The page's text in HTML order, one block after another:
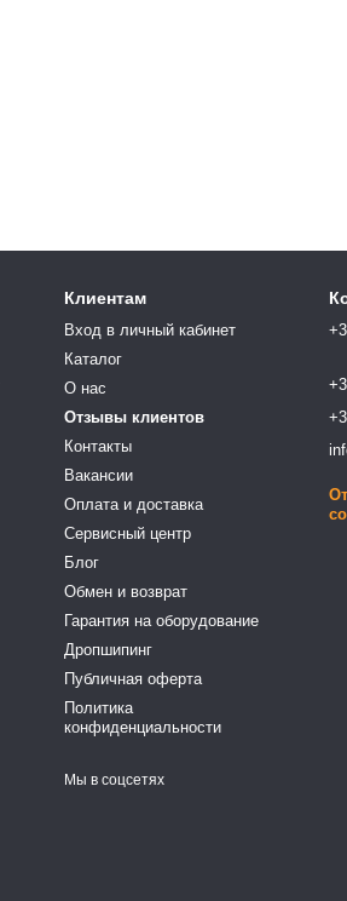
Клиентам
Вход в личный кабинет
Каталог
О нас
Отзывы клиентов
Контакты
Вакансии
Оплата и доставка
Сервисный центр
Блог
Обмен и возврат
Гарантия на оборудование
Дропшипинг
Публичная оферта
Политика
конфиденциальности
Мы в соцсетях